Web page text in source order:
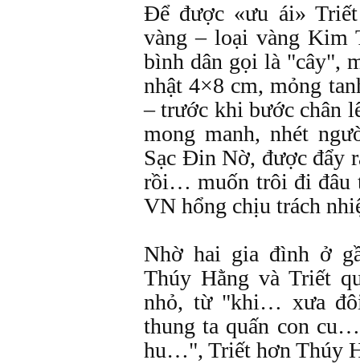
Để được «ưu ái»
vàng – loại vàng Kim
bình dân gọi là "cây",
nhật 4×8 cm, mỏng
– trước khi bước chân
mong manh, nhét
Sạc Đin Nờ, được đẩy
rồi… muốn trôi đi đâu
VN hổng chịu trách
Nhờ hai gia đình ở
Thúy Hằng và Triết
nhỏ, từ "khi… xưa
thung ta quấn con
hu…", Triết hơn Thúy